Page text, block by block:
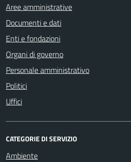
Aree amministrative
Documenti e dati
Enti e fondazioni
Organi di governo
Personale amministrativo
Politici
Uffici
CATEGORIE DI SERVIZIO
Ambiente